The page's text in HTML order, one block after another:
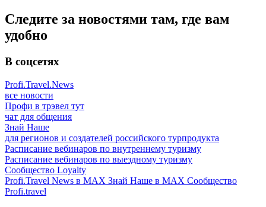
Следите за новостями там, где вам
удобно
В соцсетях
Profi.Travel.News
все новости
Профи в трэвел тут
чат для общения
Знай Наше
для регионов и создателей российского турпродукта
Расписание вебинаров по внутреннему туризму
Расписание вебинаров по выездному туризму
Сообщество Loyalty
Profi.Travel News в MAX Знай Наше в MAX Сообщество
Profi.travel